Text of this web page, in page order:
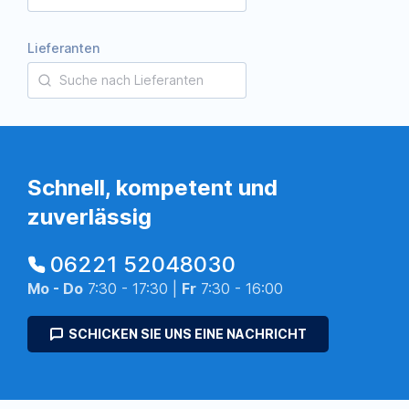
Lieferanten
Schnell, kompetent und
zuverlässig
06221 52048030
Mo - Do 7:30 - 17:30 | Fr 7:30 - 16:00
SCHICKEN SIE UNS EINE NACHRICHT